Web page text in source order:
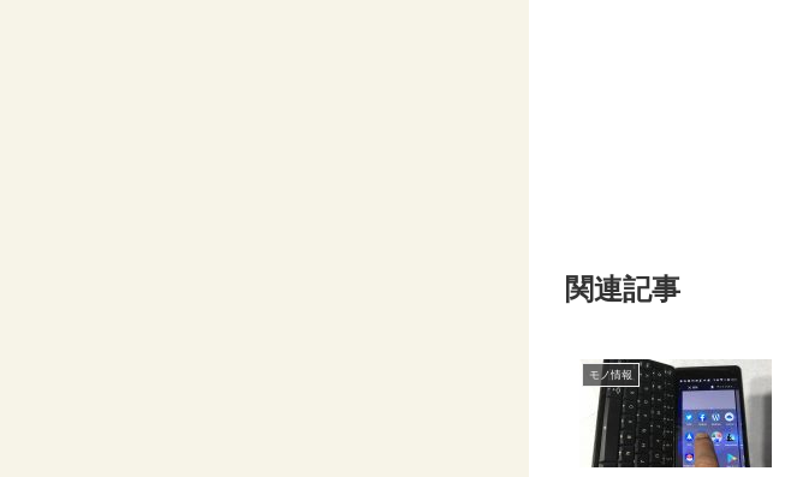
関連記事
モノ情報